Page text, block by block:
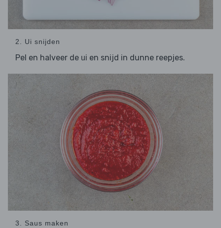
2. Ui snijden
Pel en halveer de ui en snijd in dunne reepjes.
3. Saus maken